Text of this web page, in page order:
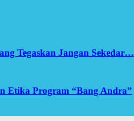
Tegaskan Jangan Sekedar…
Etika Program “Bang Andra”